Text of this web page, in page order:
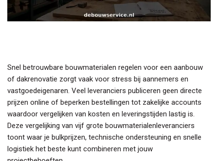
Snel betrouwbare bouwmaterialen regelen voor een aanbouw
of dakrenovatie zorgt vaak voor stress bij aannemers en
vastgoedeigenaren. Veel leveranciers publiceren geen directe
prijzen online of beperken bestellingen tot zakelijke accounts
waardoor vergelijken van kosten en leveringstijden lastig is.
Deze vergelijking van vijf grote bouwmaterialenleveranciers
toont waar je bulkprijzen, technische ondersteuning en snelle
logistiek het beste kunt combineren met jouw